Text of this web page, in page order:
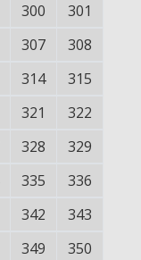
300
301
307
308
314
315
321
322
328
329
335
336
342
343
349
350